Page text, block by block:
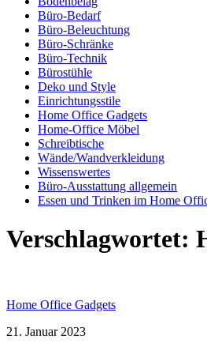
Büro-Bedarf
Büro-Beleuchtung
Büro-Schränke
Büro-Technik
Bürostühle
Deko und Style
Einrichtungsstile
Home Office Gadgets
Home-Office Möbel
Schreibtische
Wände/Wandverkleidung
Wissenswertes
Büro-Ausstattung allgemein
Essen und Trinken im Home
Verschlagwortet:
Home Office Gadgets
21. Januar 2023